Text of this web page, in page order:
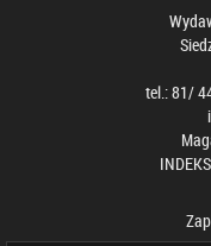
tel.: 81/